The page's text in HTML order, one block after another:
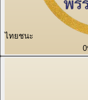
ไทยชนะ
0